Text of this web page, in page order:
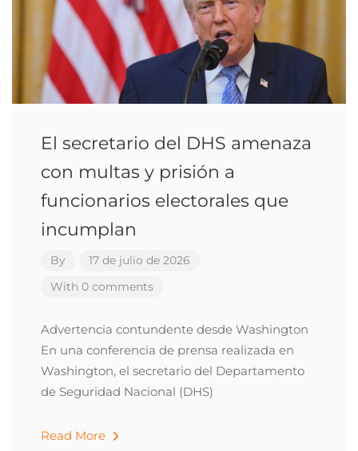
El secretario del DHS amenaza
con multas y prisión a
funcionarios electorales que
incumplan
By
17 de julio de 2026
With 0 comments
Advertencia contundente desde Washington
En una conferencia de prensa realizada en
Washington, el secretario del Departamento
de Seguridad Nacional (DHS)
Read More